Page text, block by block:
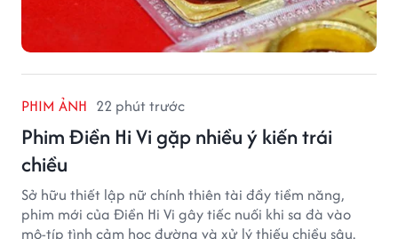
PHIM ẢNH 22 phút trước
Phim Điền Hi Vi gặp nhiều ý kiến trái
chiều
Sở hữu thiết lập nữ chính thiên tài đầy tiềm năng,
phim mới của Điền Hi Vi gây tiếc nuối khi sa đà vào
mô-típ tình cảm học đường và xử lý thiếu chiều sâu.